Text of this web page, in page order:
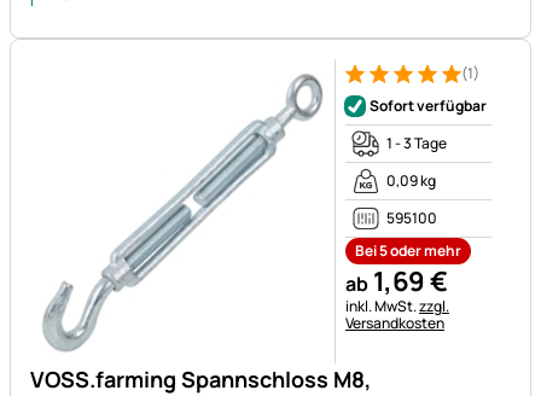
VOSS.farming Spannschloss M8,
Bewertung: 5 von 5 (1
1 Bewertung
(1)
Sofort verfügbar
1 - 3 Tage
0,09 kg
595100
Bei 5 oder mehr
ab 1,69€
Steuerhinweis:
inkl. MwSt.zzgl.
Versandkosten